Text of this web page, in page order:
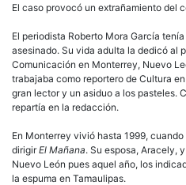
El caso provocó un extrañamiento del
El periodista Roberto Mora García
asesinado. Su vida adulta la dedicó al
Comunicación en Monterrey, Nuevo
trabajaba como reportero de Cultura en
gran lector y un asiduo a los pasteles.
repartía en la redacción.
En Monterrey vivió hasta 1999,
dirigirEl Mañana. Su esposa, Aracely,
Nuevo León pues aquel año, los
la espuma en Tamaulipas.